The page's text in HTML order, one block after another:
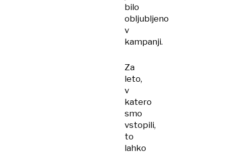
bilo
obljubljeno
v
kampanji.
Za
leto,
v
katero
smo
vstopili,
to
lahko